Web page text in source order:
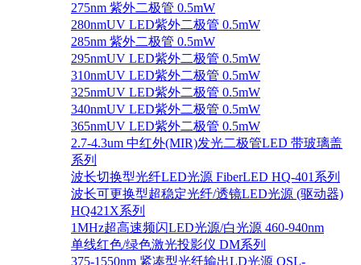
275nm 紫外二极管 0.5mW
280nmUV LED紫外二极管 0.5mW
285nm 紫外二极管 0.5mW
295nmUV LED紫外二极管 0.5mW
310nmUV LED紫外二极管 0.5mW
325nmUV LED紫外二极管 0.5mW
340nmUV LED紫外二极管 0.5mW
365nmUV LED紫外二极管 0.5mW
2.7-4.3um 中红外(MIR)发光二极管LED 带玻璃盖
系列
波长切换型光纤LED光源 FiberLED HQ-401系列
波长可更换型超稳定光纤/透镜LED光源 (驱动器)
HQ421X系列
1MHz超高速频闪LED光源/白光源 460-940nm
单线红色/绿色激光投影仪 DM系列
375-1550nm 紧凑型光纤输出LD光源 OSL-